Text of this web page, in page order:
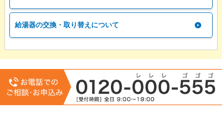
給湯器の交換・取り替えについて